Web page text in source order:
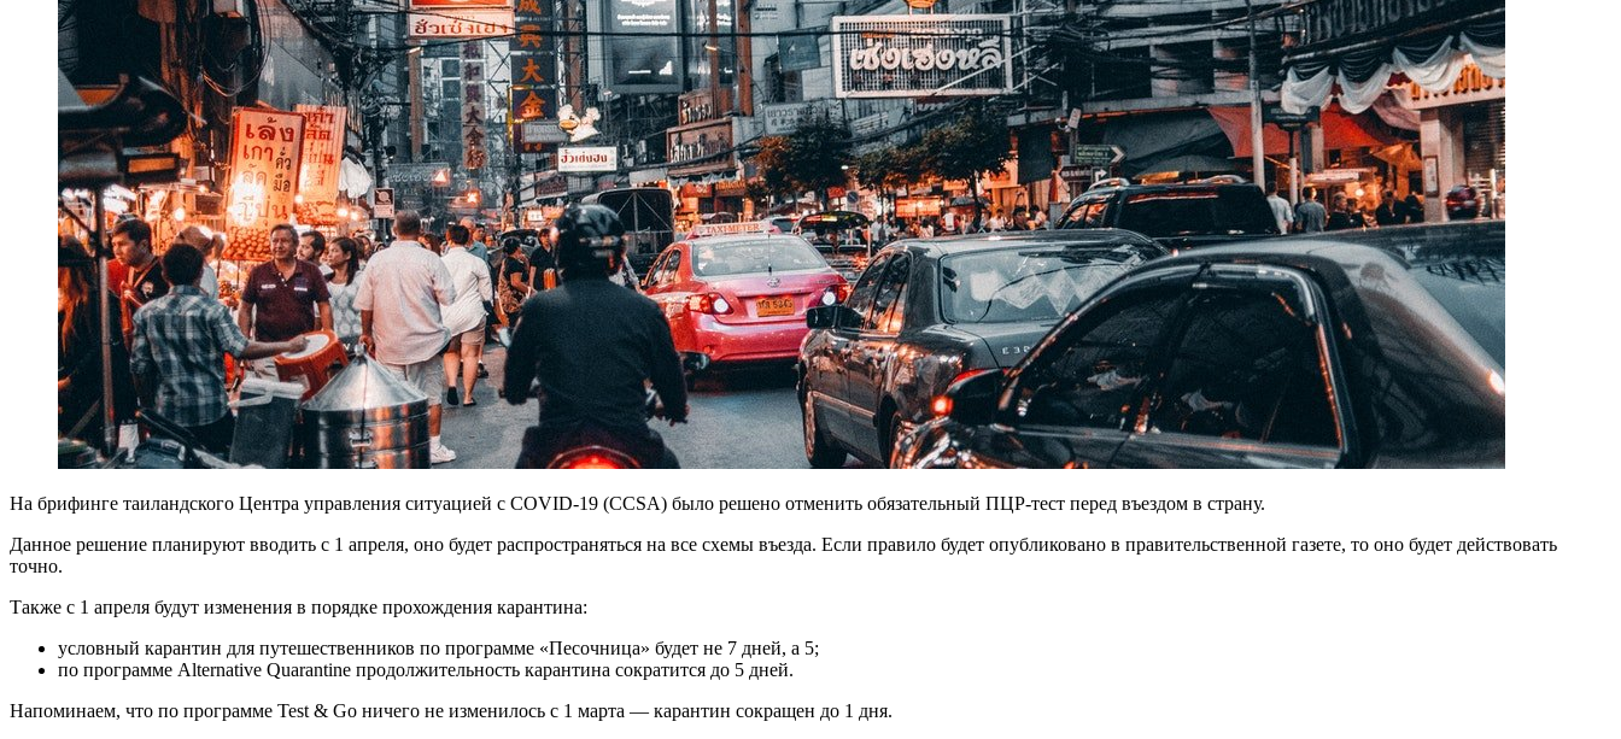
На брифинге таиландского Центра управления ситуацией с COVID-19 (CCSA) было решено отменить обязательный ПЦР-тест перед въездом в страну.
Данное решение планируют вводить с 1 апреля, оно будет распространяться на все схемы въезда. Если правило будет опубликовано в правительственной газете, то оно будет действовать
точно.
Также с 1 апреля будут изменения в порядке прохождения карантина:
условный карантин для путешественников по программе «Песочница» будет не 7 дней, а 5;
по программе Alternative Quarantine продолжительность карантина сократится до 5 дней.
Напоминаем, что по программе Test & Go ничего не изменилось с 1 марта — карантин сокращен до 1 дня.